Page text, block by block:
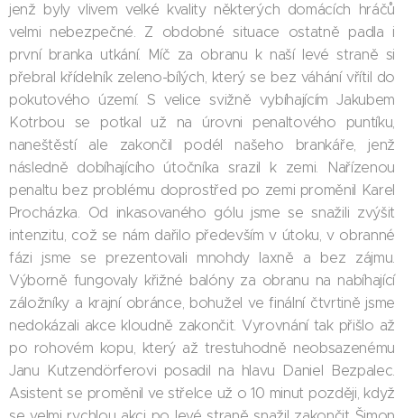
jenž byly vlivem velké kvality některých domácích hráčů
velmi nebezpečné. Z obdobné situace ostatně padla i
první branka utkání. Míč za obranu k naší levé straně si
přebral křídelník zeleno-bílých, který se bez váhání vřítil do
pokutového území. S velice svižně vybíhajícím Jakubem
Kotrbou se potkal už na úrovni penaltového puntíku,
naneštěstí ale zakončil podél našeho brankáře, jenž
následně dobíhajícího útočníka srazil k zemi. Nařízenou
penaltu bez problému doprostřed po zemi proměnil Karel
Procházka. Od inkasovaného gólu jsme se snažili zvýšit
intenzitu, což se nám dařilo především v útoku, v obranné
fázi jsme se prezentovali mnohdy laxně a bez zájmu.
Výborně fungovaly křižné balóny za obranu na nabíhající
záložníky a krajní obránce, bohužel ve finální čtvrtině jsme
nedokázali akce kloudně zakončit. Vyrovnání tak přišlo až
po rohovém kopu, který až trestuhodně neobsazenému
Janu Kutzendörferovi posadil na hlavu Daniel Bezpalec.
Asistent se proměnil ve střelce už o 10 minut později, když